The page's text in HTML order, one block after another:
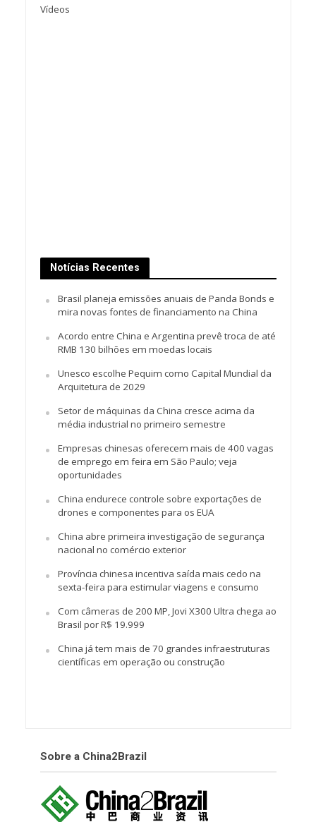
Vídeos
Notícias Recentes
Brasil planeja emissões anuais de Panda Bonds e
mira novas fontes de financiamento na China
Acordo entre China e Argentina prevê troca de até
RMB 130 bilhões em moedas locais
Unesco escolhe Pequim como Capital Mundial da
Arquitetura de 2029
Setor de máquinas da China cresce acima da
média industrial no primeiro semestre
Empresas chinesas oferecem mais de 400 vagas
de emprego em feira em São Paulo; veja
oportunidades
China endurece controle sobre exportações de
drones e componentes para os EUA
China abre primeira investigação de segurança
nacional no comércio exterior
Província chinesa incentiva saída mais cedo na
sexta-feira para estimular viagens e consumo
Com câmeras de 200 MP, Jovi X300 Ultra chega ao
Brasil por R$ 19.999
China já tem mais de 70 grandes infraestruturas
científicas em operação ou construção
Sobre a China2Brazil